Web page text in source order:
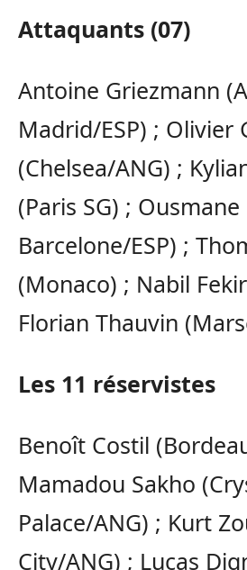
Attaquants (07)
Antoine Griezmann
Madrid/ESP) ; Olivier
(Chelsea/ANG) ;
(Paris SG) ;
Barcelone/ESP) ;
(Monaco) ; Nabil
Florian Thauvin
Les 11 réservistes
Benoît Costil
Mamadou Sakho
Palace/ANG) ; Kurt
City/ANG) ; Lucas